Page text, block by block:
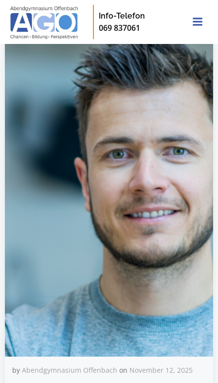
Inhalt
springen
Info-Telefon
069 837061
by Abendgymnasium Offenbach on November 12, 2025